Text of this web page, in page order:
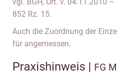
852 Rz. 15.
Auch die Zuordnung der
für angemessen.
Praxishinweis | FG